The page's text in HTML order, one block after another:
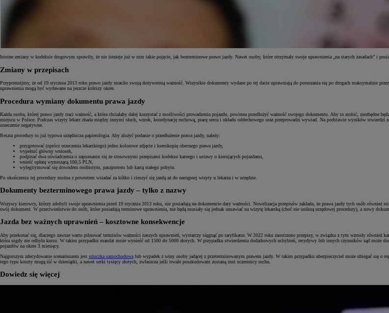
Yaris Cross
HYBRID
Istotne zmiany w kodeksie drogowym sprawiły, że nie istnieje już w nim takie pojęcie, jak bezterminowe prawo jazdy. Nawet osoby, które otrzymały swoje uprawnienia „na starych zasadach” i
Zmiany w przepisach
Przypomnijmy, że od 19 stycznia 2013 roku prawo jazdy straciło swoją dożywotnią ważność. Wszystkie dokumenty wydane po tej dacie uprawniają do poruszania się po drogach maksymalnie
uprawnienia mogą być wydawane na jeszcze krótszy okres.
Procedura wymiany dokumentu prawa jazdy
Każda osoba, której prawo jazdy traci ważność, a która chciałaby dalej korzystać z możliwości prowadzenia pojazdu, powinna przedłużyć ważność swojego dokumentu. Aby to zrobić, niezbędne
miejscu w Polsce. Podczas wizyty lekarz zbada między innymi słuch, wzrok, koordynację ruchową, pracę serca i układu oddechowego oraz przeprowadzi wywiad. Na podstawie wyników
orzeczenie negatywne.
Reszta procedury to już typowa urzędnicza papierologia. Aby złożyć podanie o przedłużenie prawa jazdy, należy:
przygotować (oprócz orzeczenia lekarskiego) jedno kolorowe zdjęcie i kserokopię obecnego prawa jazdy,
wypełnić główny wniosek,
podpisać dwa oświadczenia o zapoznaniu się ze stosownymi przepisami kodeksu karnego i ustawy o kierujących pojazdami,
wnieść opłatę wynoszącą 100,5 PLN,
wylegitymować się dowodem osobistym, paszportem lub kartą stałego pobytu.
Po ukończeniu tej procedury można z powrotem wsiadać za kółko i cieszyć się jazdą aż do następnej wizyty u lekarza i w urzędzie.
Dokumenty bezterminowego prawa jazdy – tylko z nazwy
Wszyscy kierowcy, którzy zdobyli swoje uprawnienia przed 19 stycznia 2013 roku, nie posiadają na dokumencie daty ważności. Nowelizacja przepisów zakłada, że prawa jazdy tych osób
swój dokument. W przeciwieństwie do osób, które posiadają terminowe uprawnienia, nie będą musiały się jednak umawiać na wizytę lekarską (choć nie unikną urzędowej procedury), a nowy
Jazda bez ważnych uprawnień – kosztowne konsekwencje
Aby przekonać się, dlaczego zawsze warto pilnować terminów ważności naszych uprawnień, wystarczy sięgnąć po taryfikator. W 2022 roku zaostrzono przepisy, w związku z tym wzrosły również
która nigdy nie odbyła kursu. W takim przypadku mandat może wynieść od 1500 do 5000 złotych. W przypadku stwierdzenia dodatkowych uchybień, recydywy lub innych czynników sąd może
pojazdów na okres 3 miesięcy.
Najgorszym zdecydowanie scenariuszem jest stłuczka samochodowa lub wypadek z winy osoby jadącej z przeterminowanym prawem jazdy. W takim przypadku ubezpieczyciel może ubiegać się o
tego typu koszty mogą iść w dziesiątki, a nawet setki tysięcy złotych, zwłaszcza jeśli trwale poszkodowani zostaną inni uczestnicy ruchu.
Dowiedz się więcej